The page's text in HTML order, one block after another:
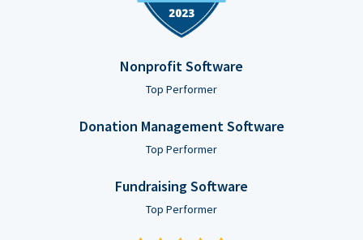
Nonprofit Software
Top Performer
Donation Management Software
Top Performer
Fundraising Software
Top Performer